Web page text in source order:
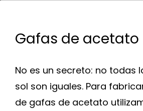
Gafas de acetato
No es un secreto: no todas
sol son iguales. Para
de gafas de acetato